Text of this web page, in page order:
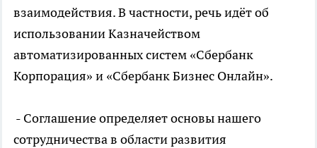
взаимодействия. В частности, речь идёт об
использовании Казначейством
автоматизированных систем «Сбербанк
Корпорация» и «Сбербанк Бизнес Онлайн».
- Соглашение определяет основы нашего
сотрудничества в области развития